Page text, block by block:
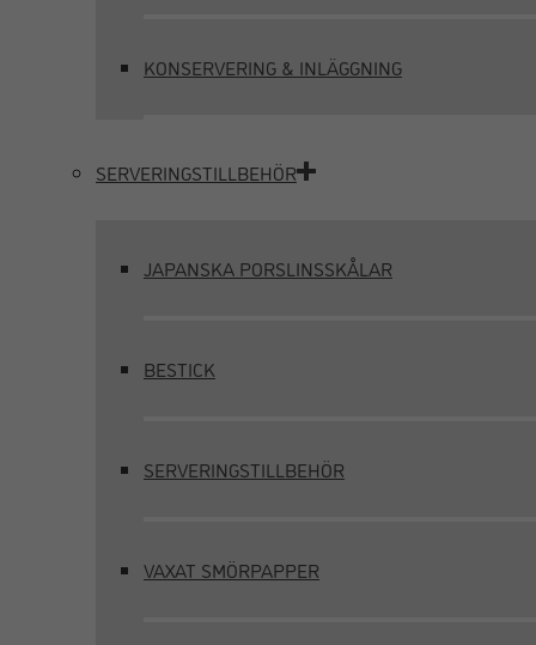
KONSERVERING & INLÄGGNING
SERVERINGSTILLBEHÖR
JAPANSKA PORSLINSSKÅLAR
BESTICK
SERVERINGSTILLBEHÖR
VAXAT SMÖRPAPPER